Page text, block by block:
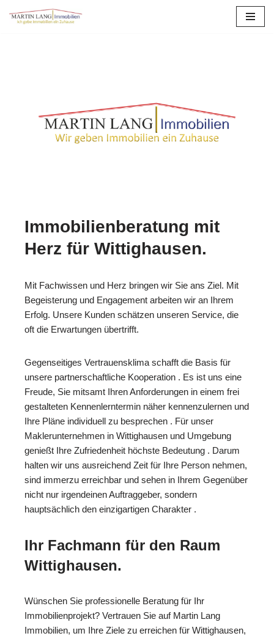
Immobilienberatung mit
Herz für Wittighausen.
Mit Fachwissen und Herz bringen wir Sie ans Ziel. Mit
Begeisterung und Engagement arbeiten wir an Ihrem
Erfolg. Unsere Kunden schätzen unseren Service, die
oft die Erwartungen übertrifft.
Gegenseitiges Vertrauensklima schafft die Basis für
unsere partnerschaftliche Kooperation . Es ist uns eine
Freude, Sie mitsamt Ihren Anforderungen in einem frei
gestalteten Kennenlerntermin näher kennenzulernen und
Ihre Pläne individuell zu besprechen . Für unser
Maklerunternehmen in Wittighausen und Umgebung
genießt Ihre Zufriedenheit höchste Bedeutung . Darum
halten wir uns ausreichend Zeit für Ihre Person nehmen,
sind immerzu erreichbar und sehen in Ihrem Gegenüber
nicht nur irgendeinen Auftraggeber, sondern
hauptsächlich den einzigartigen Charakter .
Ihr Fachmann für den Raum
Wittighausen.
Wünschen Sie professionelle Beratung für Ihr
Immobilienprojekt? Vertrauen Sie auf Martin Lang
Immobilien, um Ihre Ziele zu erreichen für Wittighausen,